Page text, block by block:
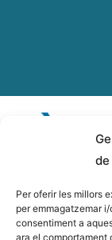
Per oferir les millors
per emmagatzemar
consentiment a
ara el comportament